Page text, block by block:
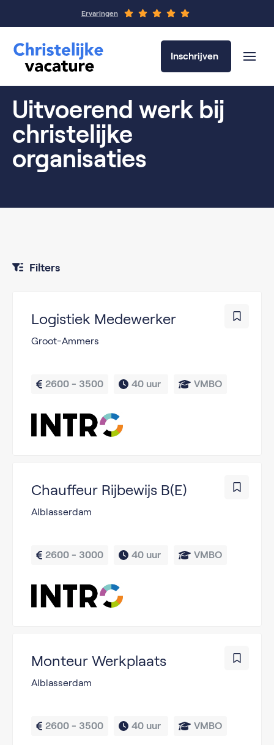
Ervaringen
Inschrijven
Uitvoerend werk bij
christelijke
organisaties
Filters
Logistiek Medewerker
Groot-Ammers
2600 - 3500 40 uur VMBO
Chauffeur Rijbewijs B(E)
Alblasserdam
2600 - 3000 40 uur VMBO
Monteur Werkplaats
Alblasserdam
2600 - 3500 40 uur VMBO